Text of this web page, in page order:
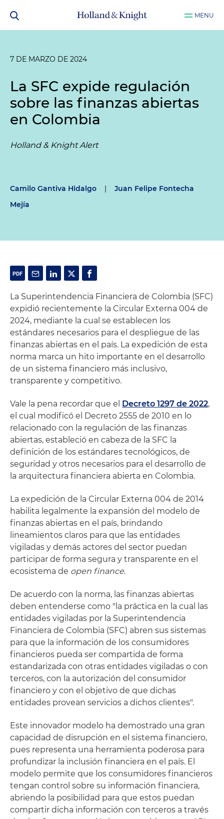
MENU
7 DE MARZO DE 2024
La SFC expide regulación
sobre las finanzas abiertas
en Colombia
Holland & Knight Alert
Camilo Gantiva Hidalgo |
Juan Felipe Fontecha
Mejía
La Superintendencia Financiera de Colombia (SFC)
expidió recientemente la Circular Externa 004 de
2024, mediante la cual se establecen los
estándares necesarios para el despliegue de las
finanzas abiertas en el país. La expedición de esta
norma marca un hito importante en el desarrollo
de un sistema financiero más inclusivo,
transparente y competitivo.
Vale la pena recordar que el Decreto 1297 de 2022,
el cual modificó el Decreto 2555 de 2010 en lo
relacionado con la regulación de las finanzas
abiertas, estableció en cabeza de la SFC la
definición de los estándares tecnológicos, de
seguridad y otros necesarios para el desarrollo de
la arquitectura financiera abierta en Colombia.
La expedición de la Circular Externa 004 de 2014
habilita legalmente la expansión del modelo de
finanzas abiertas en el país, brindando
lineamientos claros para que las entidades
vigiladas y demás actores del sector puedan
participar de forma segura y transparente en el
ecosistema de open finance.
De acuerdo con la norma, las finanzas abiertas
deben entenderse como "la práctica en la cual las
entidades vigiladas por la Superintendencia
Financiera de Colombia (SFC) abren sus sistemas
para que la información de los consumidores
financieros pueda ser compartida de forma
estandarizada con otras entidades vigiladas o con
terceros, con la autorización del consumidor
financiero y con el objetivo de que dichas
entidades provean servicios a dichos clientes".
Este innovador modelo ha demostrado una gran
capacidad de disrupción en el sistema financiero,
pues representa una herramienta poderosa para
profundizar la inclusión financiera en el país. El
modelo permite que los consumidores financieros
tengan control sobre su información financiera,
abriendo la posibilidad para que estos puedan
compartir dicha información con terceros a través